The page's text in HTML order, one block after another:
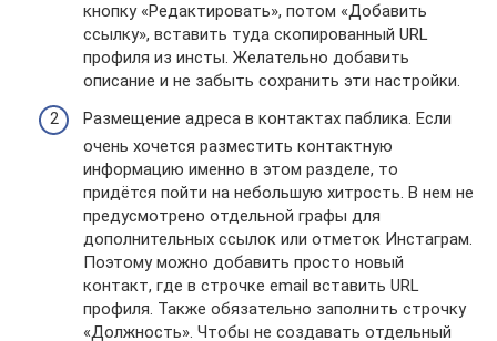
кнопку «Редактировать», потом «Добавить
ссылку», вставить туда скопированный URL
профиля из инсты. Желательно добавить
описание и не забыть сохранить эти настройки.
Размещение адреса в контактах паблика. Если
очень хочется разместить контактную
информацию именно в этом разделе, то
придётся пойти на небольшую хитрость. В нем не
предусмотрено отдельной графы для
дополнительных ссылок или отметок Инстаграм.
Поэтому можно добавить просто новый
контакт, где в строчке email вставить URL
профиля. Также обязательно заполнить строчку
«Должность». Чтобы не создавать отдельный